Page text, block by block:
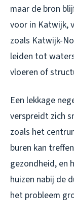
maar de bron
voor in Katwijk,
zoals Katwijk-
leiden tot
vloeren of
Een lekkage
verspreidt zich
zoals het
buren kan
gezondheid, en
huizen nabij de
het probleem